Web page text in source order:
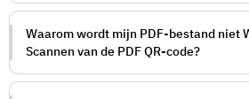
Waarom wordt mijn PDF-bestand niet
Scannen van de PDF QR-code?